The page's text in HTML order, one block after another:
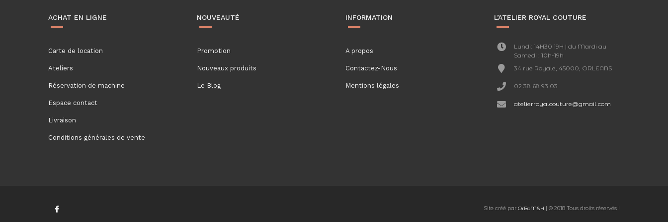
ACHAT EN LIGNE
Carte de location
Ateliers
Réservation de machine
Espace contact
Livraison
Conditions générales de vente
NOUVEAUTÉ
Promotion
Nouveaux produits
Le Blog
INFORMATION
A propos
Contactez-Nous
Mentions légales
L’ATELIER ROYAL COUTURE
Lundi: 14H30 19H | du Mardi au
Samedi : 10h-19h
34 rue Royale, 45000, ORLEANS
02 38 68 93 03
atelierroyalcouture@gmail.com
Site créé par OrBoM&H | © 2018 Tous droits réservés !